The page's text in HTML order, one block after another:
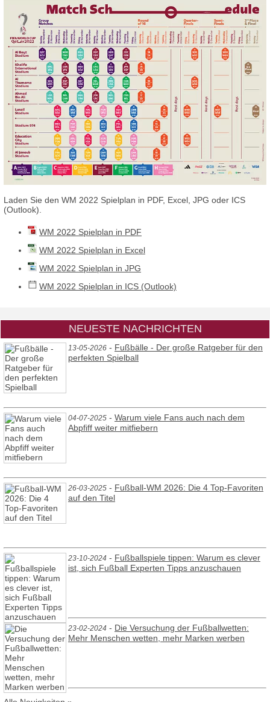
Laden Sie den WM 2022 Spielplan in PDF, Excel, JPG oder ICS
(Outlook).
WM 2022 Spielplan in PDF
WM 2022 Spielplan in Excel
WM 2022 Spielplan in JPG
WM 2022 Spielplan in ICS (Outlook)
NEUESTE NACHRICHTEN
13-05-2026 - Fußbälle - Der große Ratgeber für den
perfekten Spielball
04-07-2025 - Warum viele Fans auch nach dem
Abpfiff weiter mitfiebern
26-03-2025 - Fußball-WM 2026: Die 4 Top-Favoriten
auf den Titel
23-10-2024 - Fußballspiele tippen: Warum es clever
ist, sich Fußball Experten Tipps anzuschauen
23-02-2024 - Die Versuchung der Fußballwetten:
Mehr Menschen wetten, mehr Marken werben